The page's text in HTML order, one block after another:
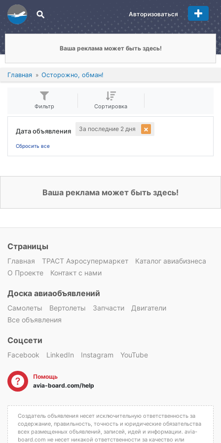
Авторизоваться
Ваша реклама может быть здесь!
Главная Осторожно, обман!
Фильтр Сортировка
Дата объявления За последние 2 дня
Сбросить все
Ваша реклама может быть здесь!
Страницы
Главная ТРАСТ Аэросупермаркет
Каталог авиабизнеса
О Проекте
Контакт с нами
Доска авиаобъявлений
Самолеты Вертолеты Запчасти
Двигатели
Все объявления
Соцсети
Facebook LinkedIn Instagram YouTube
Помощь
avia-board.com/help
Создатель объявления несет исключительную ответственность за
содержание, правильность, точность и юридические обязательства
всех размещенных объявлений, записей, идей и информации. avia-
board.com не несет никакой ответственности за качество или